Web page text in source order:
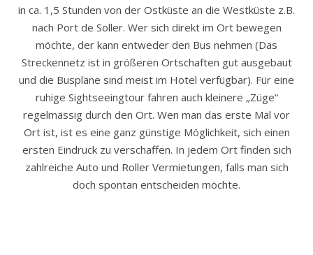
in ca. 1,5 Stunden von der Ostküste an die Westküste z.B.
nach Port de Soller. Wer sich direkt im Ort bewegen
möchte, der kann entweder den Bus nehmen (Das
Streckennetz ist in größeren Ortschaften gut ausgebaut
und die Buspläne sind meist im Hotel verfügbar). Für eine
ruhige Sightseeingtour fahren auch kleinere „Züge“
regelmässig durch den Ort. Wen man das erste Mal vor
Ort ist, ist es eine ganz günstige Möglichkeit, sich einen
ersten Eindruck zu verschaffen. In jedem Ort finden sich
zahlreiche Auto und Roller Vermietungen, falls man sich
doch spontan entscheiden möchte.